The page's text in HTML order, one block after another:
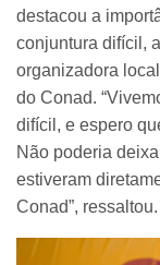
destacou a
conjuntura difícil,
organizadora
do Conad.
difícil, e espero
Não poderia
estiveram
Conad”, ressaltou.